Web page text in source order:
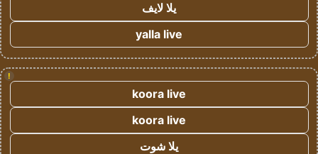
يلا لايف
yalla live
!
koora live
koora live
يلا شوت